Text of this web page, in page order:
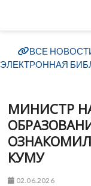
ВСЕ
ЭЛЕКТРОННАЯ
МИНИСТР
КУМУ
02.06.2026